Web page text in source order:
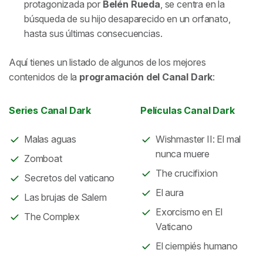
protagonizada por Belén Rueda, se centra en la
búsqueda de su hijo desaparecido en un orfanato,
hasta sus últimas consecuencias.
Aquí tienes un listado de algunos de los mejores
contenidos de la programación del Canal Dark:
Series Canal Dark
Malas aguas
Zomboat
Secretos del vaticano
Las brujas de Salem
The Complex
Películas Canal Dark
Wishmaster II: El mal
nunca muere
The crucifixion
El aura
Exorcismo en El
Vaticano
El ciempiés humano